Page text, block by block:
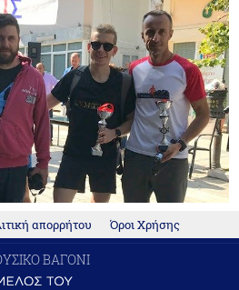
απορρήτου Όροι Χρήσης
ΒΑΓΟΝΙ